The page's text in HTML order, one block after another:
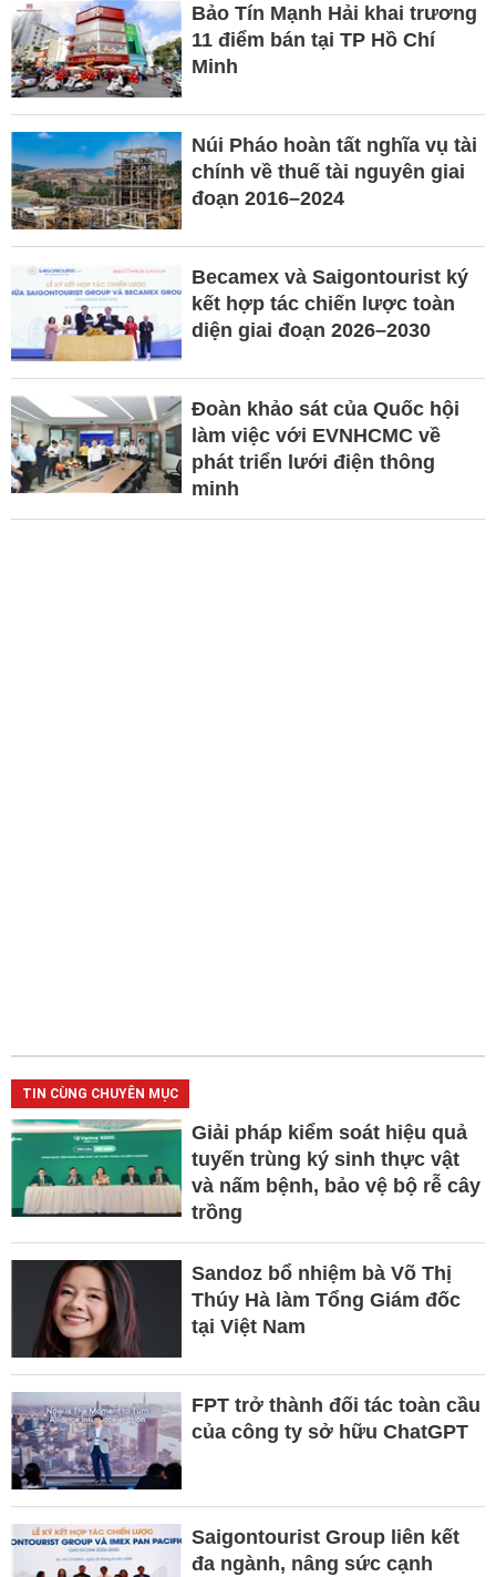
Bảo Tín Mạnh Hải khai trương
11 điểm bán tại TP Hồ Chí
Minh
Núi Pháo hoàn tất nghĩa vụ tài
chính về thuế tài nguyên giai
đoạn 2016–2024
Becamex và Saigontourist ký
kết hợp tác chiến lược toàn
diện giai đoạn 2026–2030
Đoàn khảo sát của Quốc hội
làm việc với EVNHCMC về
phát triển lưới điện thông
minh
TIN CÙNG CHUYÊN MỤC
Giải pháp kiểm soát hiệu quả
tuyến trùng ký sinh thực vật
và nấm bệnh, bảo vệ bộ rễ cây
trồng
Sandoz bổ nhiệm bà Võ Thị
Thúy Hà làm Tổng Giám đốc
tại Việt Nam
FPT trở thành đối tác toàn cầu
của công ty sở hữu ChatGPT
Saigontourist Group liên kết
đa ngành, nâng sức cạnh